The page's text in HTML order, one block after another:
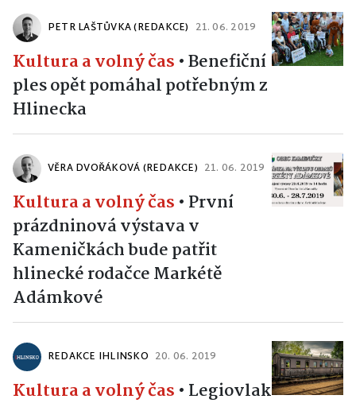
PETR LAŠTŮVKA (REDAKCE) 21. 06. 2019
Kultura a volný čas •Benefiční
ples opět pomáhal potřebným z
Hlinecka
VĚRA DVOŘÁKOVÁ (REDAKCE) 21. 06. 2019
Kultura a volný čas • První
prázdninová výstava v
Kameničkách bude patřit
hlinecké rodačce Markétě
Adámkové
REDAKCE IHLINSKO 20. 06. 2019
Kultura a volný čas • Legiovlak